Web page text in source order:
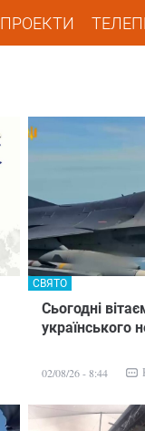
ПРОЕКТИ
Сьогодні
українського
СВЯТО
02/08/26 - 8:44